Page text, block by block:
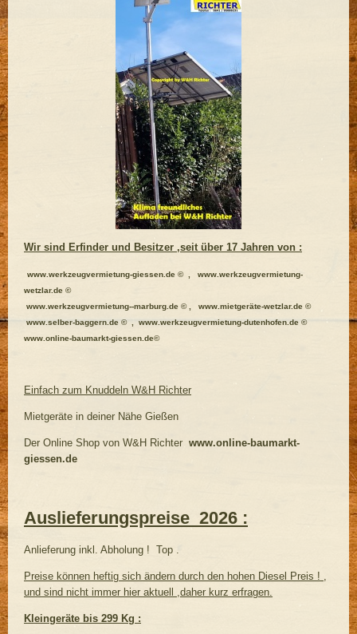
Wir sind Erfinder und Besitzer ,seit über 17 Jahren von :
www.werkzeugvermietung-giessen.de © , www.werkzeugvermietung-
wetzlar.de ©
www.werkzeugvermietung--marburg.de © , www.mietgeräte-wetzlar.de ©
www.selber-baggern.de © , www.werkzeugvermietung-dutenhofen.de ©
www.online-baumarkt-giessen.de©
Einfach zum Knuddeln W&H Richter
Mietgeräte in deiner Nähe Gießen
Der Online Shop von W&H Richter www.online-baumarkt-
giessen.de
Auslieferungspreise 2026 :
Anlieferung inkl. Abholung ! Top .
Preise können heftig sich ändern durch den hohen Diesel Preis ! ,
und sind nicht immer hier aktuell ,daher kurz erfragen.
Kleingeräte bis 299 Kg :